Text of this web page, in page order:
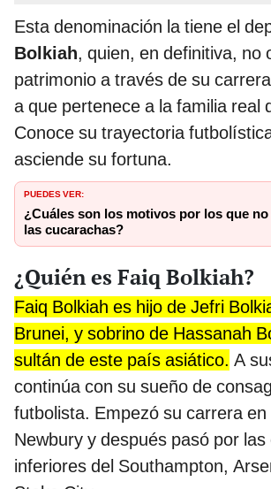
Esta denominación la tiene el
Bolkiah, quien, en definitiva, no
patrimonio a través de su
a que pertenece a la familia real
Conoce su trayectoria
asciende su fortuna.
PUEDES VER:
¿Cuáles son los motivos por los que
las cucarachas?
¿Quién es Faiq Bolkiah?
Faiq Bolkiah es hijo de Jefri
Brunei, y sobrino de Hassanah
sultán de este país asiático. A
continúa con su sueño de
futbolista. Empezó su carrera en
Newbury y después pasó por
inferiores del Southampton,